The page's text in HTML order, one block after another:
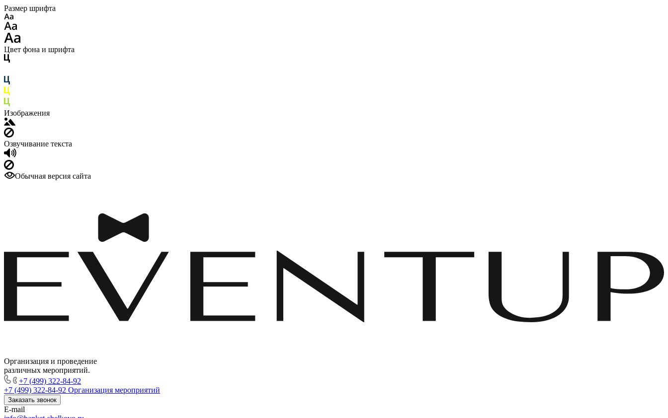
Размер шрифта
Цвет фона и шрифта
Изображения
Озвучивание текста
Обычная версия сайта
Организация и проведение
различных мероприятий.
+7 (499) 322-84-92
+7 (499) 322-84-92 Организация мероприятий
Заказать звонок
E-mail